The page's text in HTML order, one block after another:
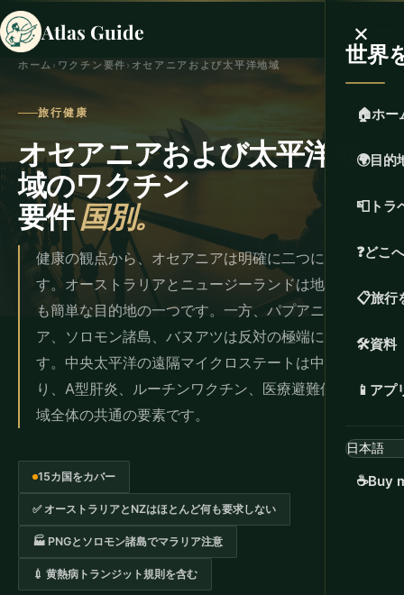
Atlas Guide ×
世界
🏠ホー
🌍目的
📮 トラ
❓どこ
📋旅行
🛠️資料
📱 アプ
☕Buy
ホーム › ワクチン要件 › オセアニアおよび太平洋地域
旅行健康
オセアニアおよび太平洋地
域のワクチン
要件国別。
健康の観点から、オセアニアは明確に二つに分かれま
す。オーストラリアとニュージーランドは地球上で最
も簡単な目的地の一つです。一方、パプアニューギニ
ア、ソロモン諸島、バヌアツは反対の極端に位置しま
す。中央太平洋の遠隔マイクロステートは中間にあ
り、A型肝炎、ルーチンワクチン、医療避難保険が地
域全体の共通の要素です。
15カ国をカバー
✅ オーストラリアとNZはほとんど何も要求しない
🏭 PNGとソロモン諸島でマラリア注意
💉 黄熱病トランジット規則を含む